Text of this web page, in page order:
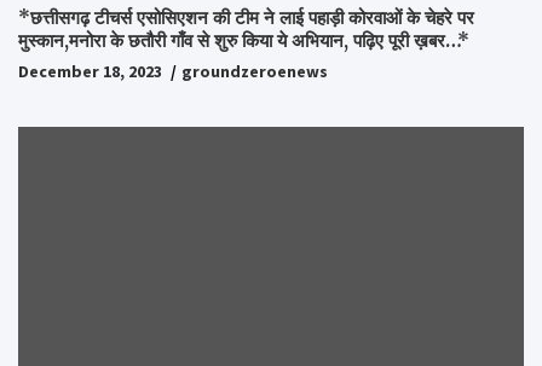
*छत्तीसगढ़ टीचर्स एसोसिएशन की टीम ने लाई पहाड़ी कोरवाओं के चेहरे पर
मुस्कान,मनोरा के छतौरी गाँव से शुरु किया ये अभियान, पढ़िए पूरी ख़बर…*
December 18, 2023 groundzeroenews